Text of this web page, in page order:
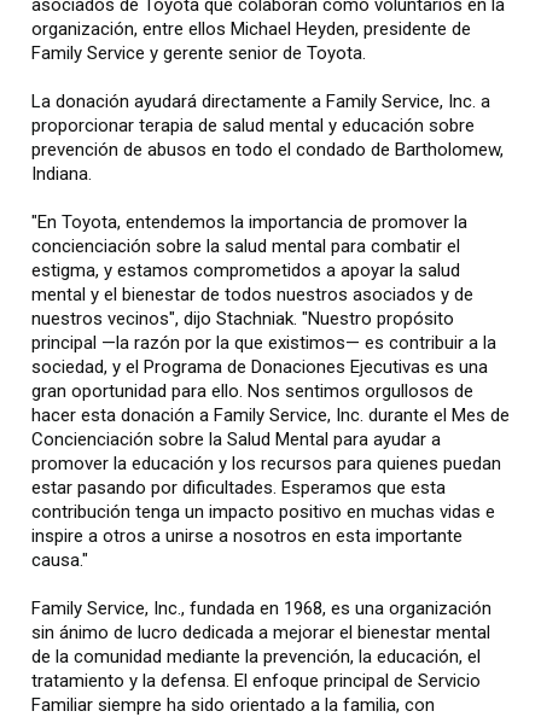
asociados de Toyota que colaboran como voluntarios en la
organización, entre ellos Michael Heyden, presidente de
Family Service y gerente senior de Toyota.
La donación ayudará directamente a Family Service, Inc. a
proporcionar terapia de salud mental y educación sobre
prevención de abusos en todo el condado de Bartholomew,
Indiana.
"En Toyota, entendemos la importancia de promover la
concienciación sobre la salud mental para combatir el
estigma, y estamos comprometidos a apoyar la salud
mental y el bienestar de todos nuestros asociados y de
nuestros vecinos", dijo Stachniak. "Nuestro propósito
principal —la razón por la que existimos— es contribuir a la
sociedad, y el Programa de Donaciones Ejecutivas es una
gran oportunidad para ello. Nos sentimos orgullosos de
hacer esta donación a Family Service, Inc. durante el Mes de
Concienciación sobre la Salud Mental para ayudar a
promover la educación y los recursos para quienes puedan
estar pasando por dificultades. Esperamos que esta
contribución tenga un impacto positivo en muchas vidas e
inspire a otros a unirse a nosotros en esta importante
causa."
Family Service, Inc., fundada en 1968, es una organización
sin ánimo de lucro dedicada a mejorar el bienestar mental
de la comunidad mediante la prevención, la educación, el
tratamiento y la defensa. El enfoque principal de Servicio
Familiar siempre ha sido orientado a la familia, con